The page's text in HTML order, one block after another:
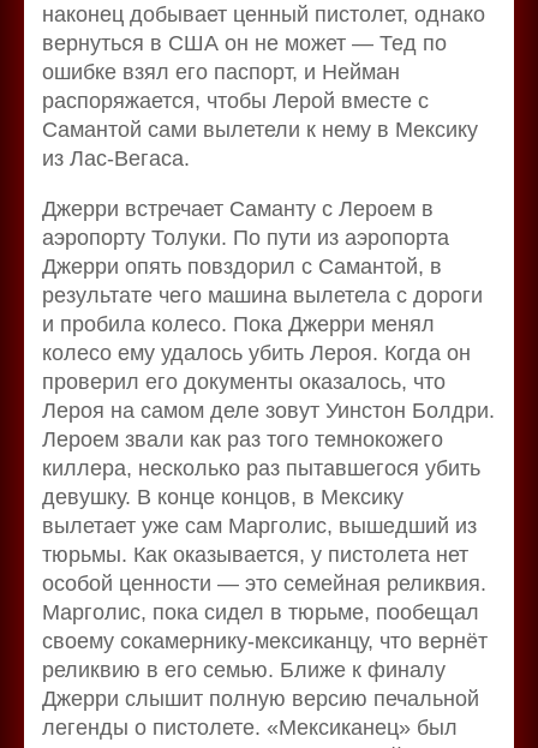
наконец добывает ценный пистолет, однако
вернуться в США он не может — Тед по
ошибке взял его паспорт, и Нейман
распоряжается, чтобы Лерой вместе с
Самантой сами вылетели к нему в Мексику
из Лас-Вегаса.
Джерри встречает Саманту с Лероем в
аэропорту Толуки. По пути из аэропорта
Джерри опять повздорил с Самантой, в
результате чего машина вылетела с дороги
и пробила колесо. Пока Джерри менял
колесо ему удалось убить Лероя. Когда он
проверил его документы оказалось, что
Лероя на самом деле зовут Уинстон Болдри.
Лероем звали как раз того темнокожего
киллера, несколько раз пытавшегося убить
девушку. В конце концов, в Мексику
вылетает уже сам Марголис, вышедший из
тюрьмы. Как оказывается, у пистолета нет
особой ценности — это семейная реликвия.
Марголис, пока сидел в тюрьме, пообещал
своему сокамернику-мексиканцу, что вернёт
реликвию в его семью. Ближе к финалу
Джерри слышит полную версию печальной
легенды о пистолете. «Мексиканец» был